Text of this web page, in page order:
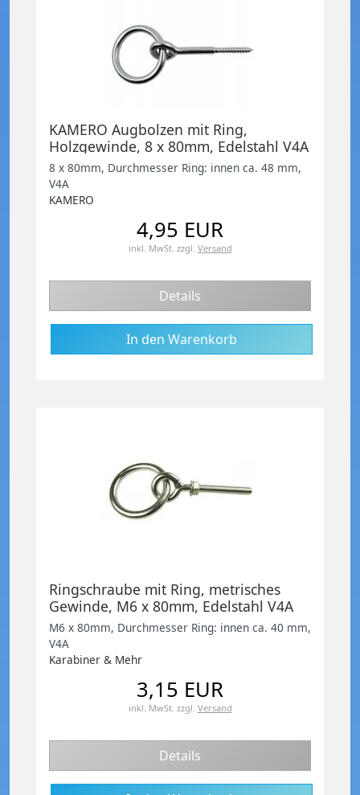
KAMERO Augbolzen mit Ring,
Holzgewinde, 8 x 80mm, Edelstahl V4A
8 x 80mm, Durchmesser Ring: innen ca. 48 mm,
V4A
KAMERO
4,95 EUR
inkl. MwSt. zzgl. Versand
Details
Ringschraube mit Ring, metrisches
Gewinde, M6 x 80mm, Edelstahl V4A
M6 x 80mm, Durchmesser Ring: innen ca. 40 mm,
V4A
Karabiner & Mehr
3,15 EUR
inkl. MwSt. zzgl. Versand
Details